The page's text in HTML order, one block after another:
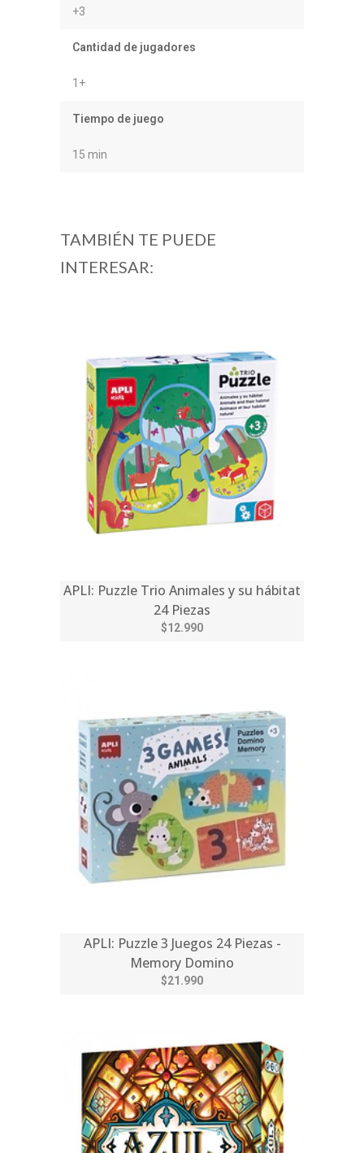
+3
Cantidad de jugadores
1+
Tiempo de juego
15 min
TAMBIÉN TE PUEDE
INTERESAR:
APLI: Puzzle Trio Animales y su hábitat
24 Piezas
$12.990
APLI: Puzzle 3 Juegos 24 Piezas -
Memory Domino
$21.990